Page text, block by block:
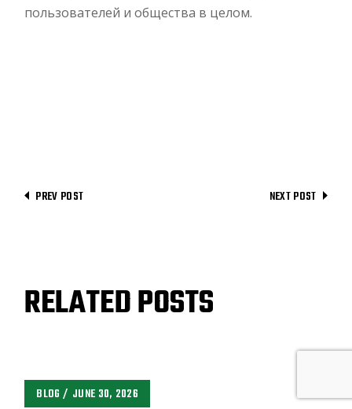
пользователей и общества в целом.
PREV POST NEXT POST
RELATED POSTS
BLOG JUNE 30, 2026